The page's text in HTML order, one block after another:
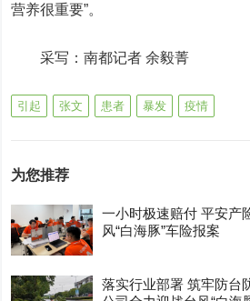
营养很重要”。
采写：南都记者 余毅菁
引起 张文 患者 暴发 疫情
为您推荐
一小时极速赔付 平安产
风“白海豚”车险报案
落实行业部署 筑牢防台